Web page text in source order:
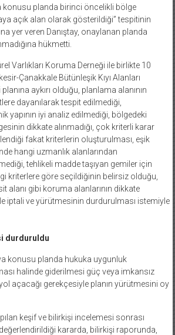
konusu planda birinci öncelikli bölge
açık alan olarak gösterildiği” tespitinin
yer veren Danıştay, onaylanan planda
hükmetti.
Varlıkları Koruma Derneği ile birlikte 10
Çanakkale Bütünleşik Kıyı Alanları
planına aykırı olduğu, planlama alanının
dayanılarak tespit edilmediği,
yapının iyi analiz edilmediği, bölgedeki
dikkate alınmadığı, çok kriterli karar
fakat kriterlerin oluşturulması, eşik
hangi uzmanlık alanlarından
tehlikeli madde taşıyan gemiler için
kriterlere göre seçildiğinin belirsiz olduğu,
alanı gibi koruma alanlarının dikkate
iptali ve yürütmesinin durdurulması istemiyle
durduruldu
konusu planda hukuka uygunluk
halinde giderilmesi güç veya imkansız
açacağı gerekçesiyle planın yürütmesini oy
keşif ve bilirkişi incelemesi sonrası
kararda, bilirkişi raporunda,